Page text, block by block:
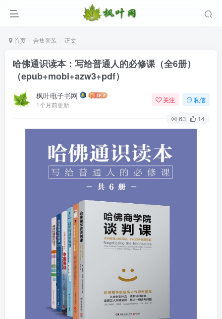
首页 合集套装 正文
哈佛通识读本：写给普通人的必修课（全6册）
（epub+mobi+azw3+pdf）
枫叶电子书网
1个月前更新
关注 私信
63 14
登录
没有账号？立即注册
登录密码
记住登录 找回密码|免密登录
社交账号登录